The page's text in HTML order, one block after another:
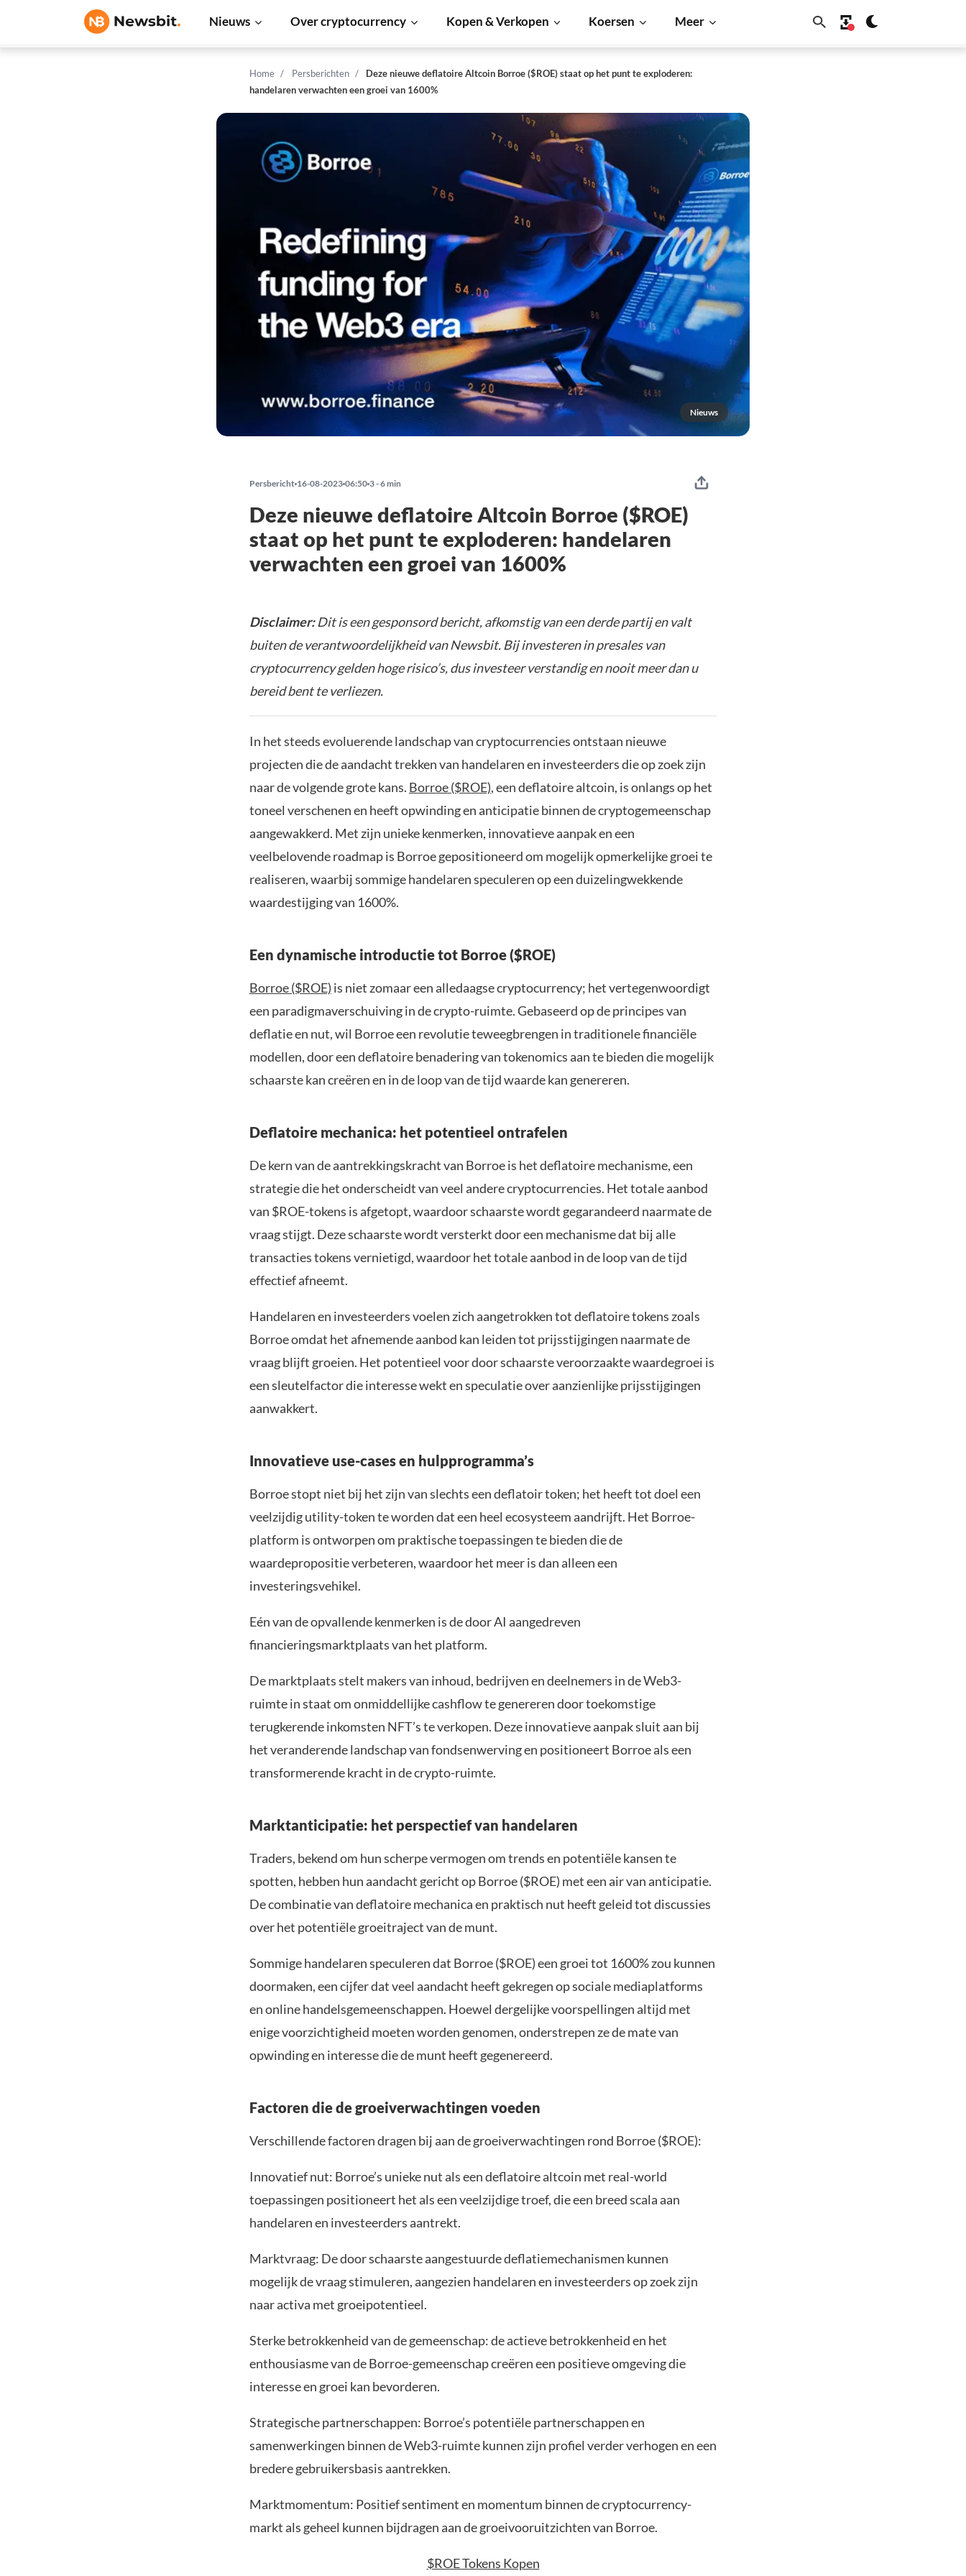
Nieuws Over cryptocurrency Kopen & Verkopen Koersen Meer
Home Persberichten
Deze nieuwe deflatoire Altcoin Borroe ($ROE) staat op het punt te exploderen:
handelaren verwachten een groei van 1600%
Nieuws
Persbericht 16-08-2023 06:50 3 - 6 min
Deze nieuwe deflatoire Altcoin Borroe ($ROE)
staat op het punt te exploderen: handelaren
verwachten een groei van 1600%
Disclaimer:Dit is een gesponsord bericht, afkomstig van een derde partij en valt
buiten de verantwoordelijkheid van Newsbit. Bij investeren in presales van
cryptocurrency gelden hoge risico’s, dus investeer verstandig en nooit meer dan u
bereid bent te verliezen.
In het steeds evoluerende landschap van cryptocurrencies ontstaan nieuwe
projecten die de aandacht trekken van handelaren en investeerders die op zoek zijn
naar de volgende grote kans. Borroe ($ROE), een deflatoire altcoin, is onlangs op het
toneel verschenen en heeft opwinding en anticipatie binnen de cryptogemeenschap
aangewakkerd. Met zijn unieke kenmerken, innovatieve aanpak en een
veelbelovende roadmap is Borroe gepositioneerd om mogelijk opmerkelijke groei te
realiseren, waarbij sommige handelaren speculeren op een duizelingwekkende
waardestijging van 1600%.
Een dynamische introductie tot Borroe ($ROE)
Borroe ($ROE) is niet zomaar een alledaagse cryptocurrency; het vertegenwoordigt
een paradigmaverschuiving in de crypto-ruimte. Gebaseerd op de principes van
deflatie en nut, wil Borroe een revolutie teweegbrengen in traditionele financiële
modellen, door een deflatoire benadering van tokenomics aan te bieden die mogelijk
schaarste kan creëren en in de loop van de tijd waarde kan genereren.
Deflatoire mechanica: het potentieel ontrafelen
De kern van de aantrekkingskracht van Borroe is het deflatoire mechanisme, een
strategie die het onderscheidt van veel andere cryptocurrencies. Het totale aanbod
van $ROE-tokens is afgetopt, waardoor schaarste wordt gegarandeerd naarmate de
vraag stijgt. Deze schaarste wordt versterkt door een mechanisme dat bij alle
transacties tokens vernietigd, waardoor het totale aanbod in de loop van de tijd
effectief afneemt.
Handelaren en investeerders voelen zich aangetrokken tot deflatoire tokens zoals
Borroe omdat het afnemende aanbod kan leiden tot prijsstijgingen naarmate de
vraag blijft groeien. Het potentieel voor door schaarste veroorzaakte waardegroei is
een sleutelfactor die interesse wekt en speculatie over aanzienlijke prijsstijgingen
aanwakkert.
Innovatieve use-cases en hulpprogramma’s
Borroe stopt niet bij het zijn van slechts een deflatoir token; het heeft tot doel een
veelzijdig utility-token te worden dat een heel ecosysteem aandrijft. Het Borroe-
platform is ontworpen om praktische toepassingen te bieden die de
waardepropositie verbeteren, waardoor het meer is dan alleen een
investeringsvehikel.
Eén van de opvallende kenmerken is de door AI aangedreven
financieringsmarktplaats van het platform.
De marktplaats stelt makers van inhoud, bedrijven en deelnemers in de Web3-
ruimte in staat om onmiddellijke cashflow te genereren door toekomstige
terugkerende inkomsten NFT’s te verkopen. Deze innovatieve aanpak sluit aan bij
het veranderende landschap van fondsenwerving en positioneert Borroe als een
transformerende kracht in de crypto-ruimte.
Marktanticipatie: het perspectief van handelaren
Traders, bekend om hun scherpe vermogen om trends en potentiële kansen te
spotten, hebben hun aandacht gericht op Borroe ($ROE) met een air van anticipatie.
De combinatie van deflatoire mechanica en praktisch nut heeft geleid tot discussies
over het potentiële groeitraject van de munt.
Sommige handelaren speculeren dat Borroe ($ROE) een groei tot 1600% zou kunnen
doormaken, een cijfer dat veel aandacht heeft gekregen op sociale mediaplatforms
en online handelsgemeenschappen. Hoewel dergelijke voorspellingen altijd met
enige voorzichtigheid moeten worden genomen, onderstrepen ze de mate van
opwinding en interesse die de munt heeft gegenereerd.
Factoren die de groeiverwachtingen voeden
Verschillende factoren dragen bij aan de groeiverwachtingen rond Borroe ($ROE):
Innovatief nut: Borroe’s unieke nut als een deflatoire altcoin met real-world
toepassingen positioneert het als een veelzijdige troef, die een breed scala aan
handelaren en investeerders aantrekt.
Marktvraag: De door schaarste aangestuurde deflatiemechanismen kunnen
mogelijk de vraag stimuleren, aangezien handelaren en investeerders op zoek zijn
naar activa met groeipotentieel.
Sterke betrokkenheid van de gemeenschap: de actieve betrokkenheid en het
enthousiasme van de Borroe-gemeenschap creëren een positieve omgeving die
interesse en groei kan bevorderen.
Strategische partnerschappen: Borroe’s potentiële partnerschappen en
samenwerkingen binnen de Web3-ruimte kunnen zijn profiel verder verhogen en een
bredere gebruikersbasis aantrekken.
Marktmomentum: Positief sentiment en momentum binnen de cryptocurrency-
markt als geheel kunnen bijdragen aan de groeivooruitzichten van Borroe.
$ROE Tokens Kopen